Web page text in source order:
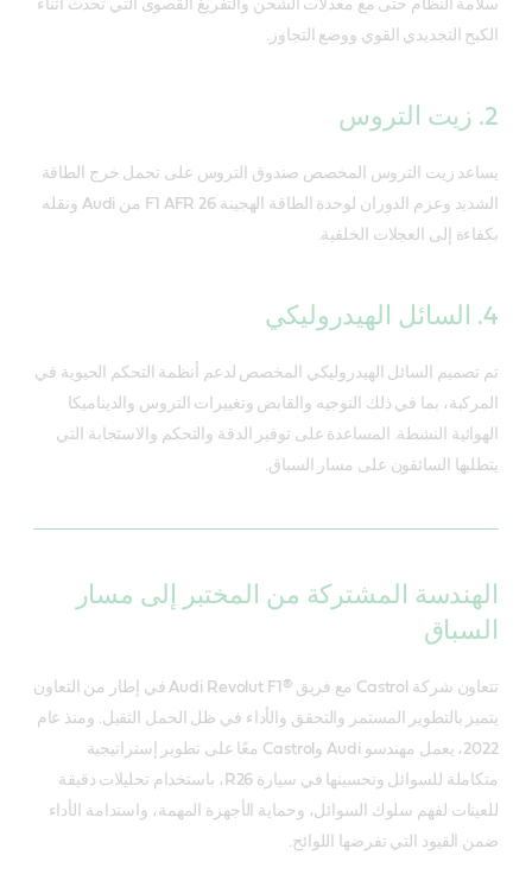
سلامة النظام حتى مع معدلات الشحن والتفريغ القصوى التي تحدث أثناء
الكبح التجديدي القوي ووضع التجاوز.
2. زيت التروس
يساعد زيت التروس المخصص صندوق التروس على تحمل خرج الطاقة
الشديد وعزم الدوران لوحدة الطاقة الهجينة F1 AFR 26 من Audi ونقله
بكفاءة إلى العجلات الخلفية.
4. السائل الهيدروليكي
تم تصميم السائل الهيدروليكي المخصص لدعم أنظمة التحكم الحيوية في
المركبة، بما في ذلك التوجيه والقابض وتغييرات التروس والديناميكا
الهوائية النشطة. المساعدة على توفير الدقة والتحكم والاستجابة التي
يتطلبها السائقون على مسار السباق.
الهندسة المشتركة من المختبر إلى مسار
السباق
تتعاون شركة Castrol مع فريق Audi Revolut F1®‎ في إطار من التعاون
يتميز بالتطوير المستمر والتحقق والأداء في ظل الحمل الثقيل. ومنذ عام
2022، يعمل مهندسو Audi وCastrol معًا على تطوير إستراتيجية
متكاملة للسوائل وتحسينها في سيارة R26، باستخدام تحليلات دقيقة
للعينات لفهم سلوك السوائل، وحماية الأجهزة المهمة، واستدامة الأداء
ضمن القيود التي تفرضها اللوائح.